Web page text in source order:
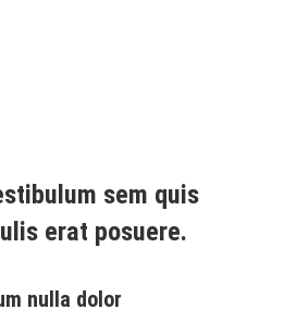
sem quis
erat posuere.
nulla dolor